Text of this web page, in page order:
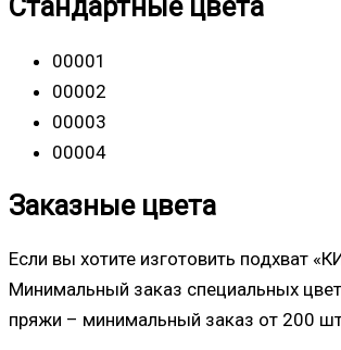
Стандартные цвета
00001
00002
00003
00004
Заказные цвета
Если вы хотите изготовить подхват
Минимальный заказ специальных
пряжи – минимальный заказ от 200 шт